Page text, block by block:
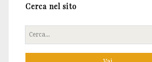
Cerca nel sito
Cerca
per: